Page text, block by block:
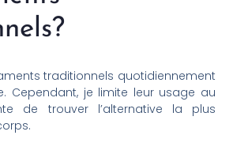
traditionnels quotidiennement
Cependant, je limite leur usage au
de trouver l’alternative la plus